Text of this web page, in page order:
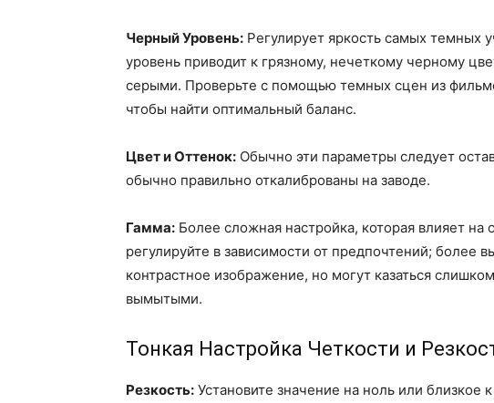
Черный Уровень: Регулирует яркость самых темных
уровень приводит к грязному, нечеткому черному
серыми. Проверьте с помощью темных сцен из
чтобы найти оптимальный баланс.
Цвет и Оттенок: Обычно эти параметры следует
обычно правильно откалиброваны на заводе.
Гамма: Более сложная настройка, которая влияет на
регулируйте в зависимости от предпочтений; более
контрастное изображение, но могут казаться
вымытыми.
Тонкая Настройка Четкости и
Резкость: Установите значение на ноль или близкое